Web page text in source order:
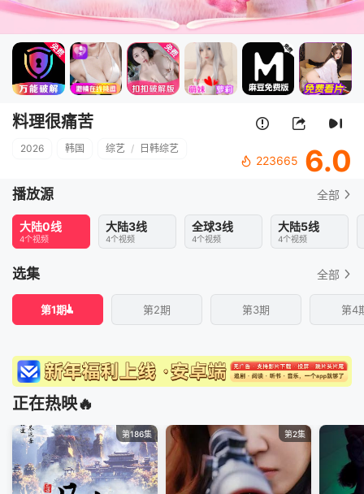
料理很痛苦
2026 韩国 综艺 / 日韩综艺
223665 6.0
播放源 全部
大陆0线
4个视频
大陆3线
4个视频
全球3线
4个视频
大陆5线
4个视频
选集 全部
第1期 第2期 第3期 第4
正在热映🔥
第186集 第2集